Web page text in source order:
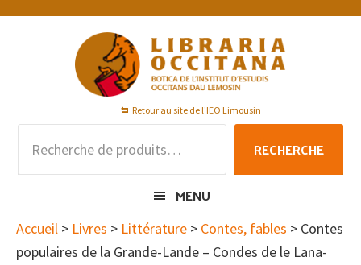
Passer
Passer
Passer
Retour au site de l'IEO Limousin
pour :
RECHERCHE
MENU
Accueil > Livres > Littérature > Contes, fables > Contes
populaires de la Grande-Lande – Condes de le Lana-